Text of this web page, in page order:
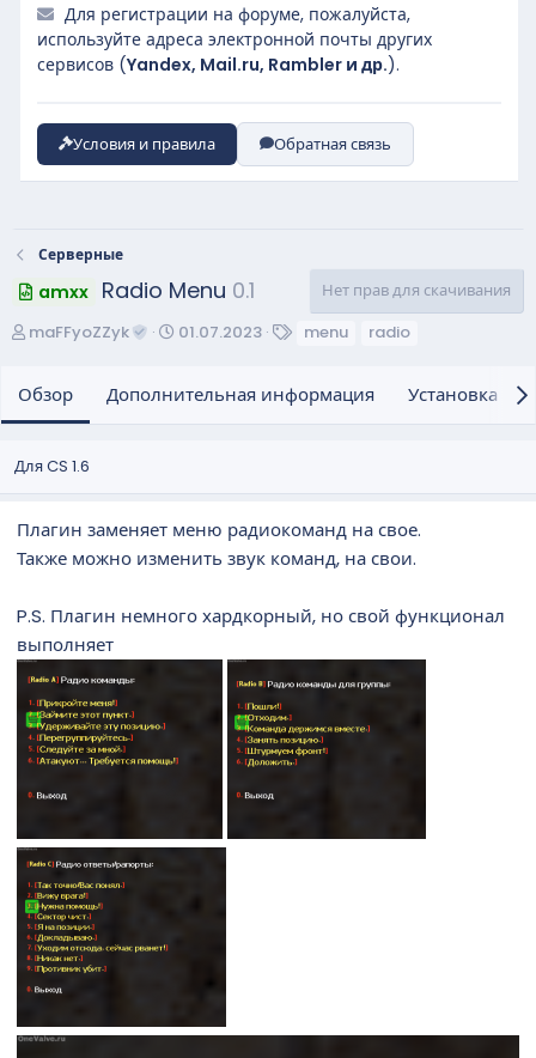
Для регистрации на форуме, пожалуйста,
используйте адреса электронной почты других
сервисов (Yandex, Mail.ru, Rambler и др.).
Условия и правила Обратная связь
Серверные
amxx Radio Menu 0.1
Нет прав для скачивания
А
о
р
maFFyoZZyk
Д
а
с
д
а
и
01.07.2023
и
menu radio
Обзор Дополнительная информация Установка и
Для CS 1.6
Плагин заменяет меню радиокоманд на свое.
Также можно изменить звук команд, на свои.
P.S. Плагин немного хардкорный, но свой функционал
выполняет